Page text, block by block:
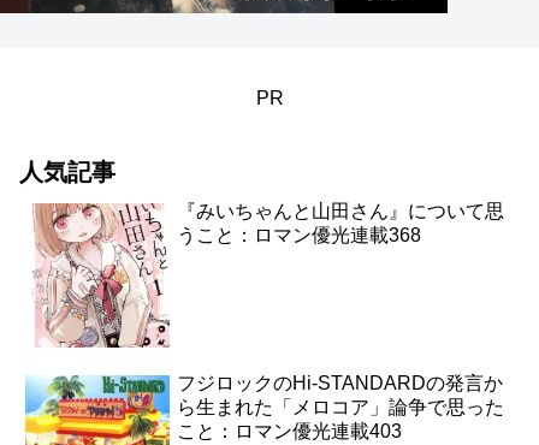
PR
人気記事
『みいちゃんと山田さん』について思
うこと：ロマン優光連載368
フジロックのHi-STANDARDの発言か
ら生まれた「メロコア」論争で思った
こと：ロマン優光連載403